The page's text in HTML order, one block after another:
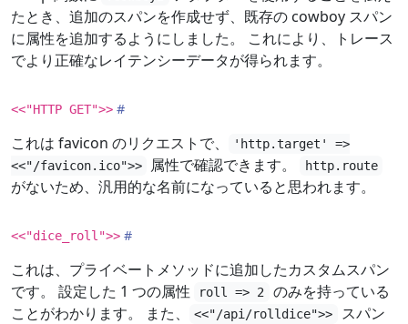
たとき、追加のスパンを作成せず、既存の cowboy スパン
に属性を追加するようにしました。 これにより、トレース
でより正確なレイテンシーデータが得られます。
<<"HTTP GET">>
これは favicon のリクエストで、
'http.target' =>
<<"/favicon.ico">>
属性で確認できます。 http.route
がないため、汎用的な名前になっていると思われます。
<<"dice_roll">>
これは、プライベートメソッドに追加したカスタムスパン
です。 設定した 1 つの属性
roll => 2
のみを持っている
ことがわかります。 また、
<<"/api/rolldice">>
スパン